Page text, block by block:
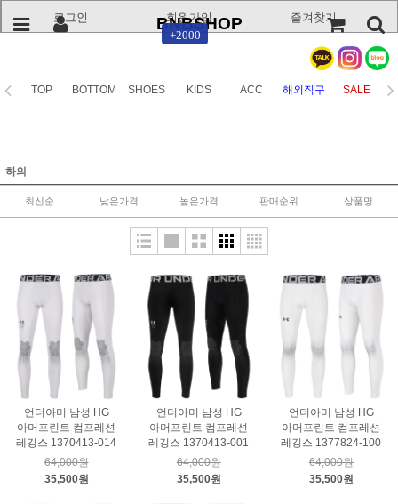
로그인
+2000
회원가입 즐겨찾기
BNBSHOP
TOP BOTTOM SHOES KIDS ACC 해외직구 SALE
하의
최신순 낮은가격 높은가격 판매순위 상품명
언더아머 남성 HG
아머프린트 컴프레션
레깅스 1370413-014
64,000원
35,500원
언더아머 남성 HG
아머프린트 컴프레션
레깅스 1370413-001
64,000원
35,500원
언더아머 남성 HG
아머프린트 컴프레션
레깅스 1377824-100
64,000원
35,500원